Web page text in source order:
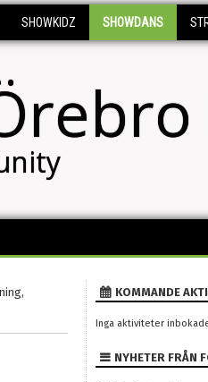
SHOWKIDZ SHOWDANS
KOMMANDE
Inga aktiviteter
NYHETER FRÅN